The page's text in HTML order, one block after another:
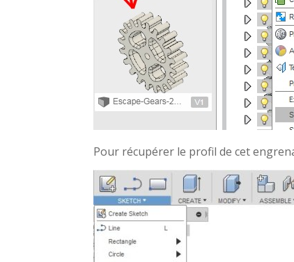
Pour récupérer le profil de cet